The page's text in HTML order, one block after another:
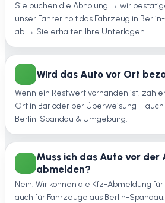
Sie buchen die Abholung → wir
unser Fahrer holt das Fahrzeug in
ab → Sie erhalten Ihre Unterlagen.
Wird das Auto vor Ort
Wenn ein Restwert vorhanden ist,
Ort in Bar oder per Überweisung –
Berlin-Spandau & Umgebung.
Muss ich das Auto vor der
abmelden?
Nein. Wir können die Kfz-Abmeldung
auch für Fahrzeuge aus Berlin-Spandau.